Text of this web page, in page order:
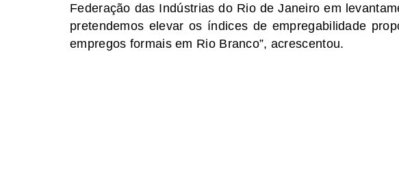
Federação das Indústrias do Rio de Janeiro em
pretendemos elevar os índices de empregabilidade
empregos formais em Rio Branco”, acrescentou.